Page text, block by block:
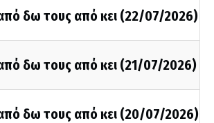
δω τους από κει (22/07/2026)
δω τους από κει (21/07/2026)
δω τους από κει (20/07/2026)